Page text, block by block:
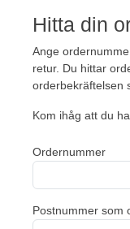
Hitta din
Ange
retur. Du hittar
orderbekräftelsen
Kom ihåg att du
Ordernummer
Postnummer som